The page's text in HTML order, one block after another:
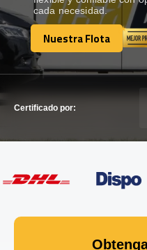
FLOTA
cada necesidad.
Nuestra Flota
Nuestra Flota
Certificado por: